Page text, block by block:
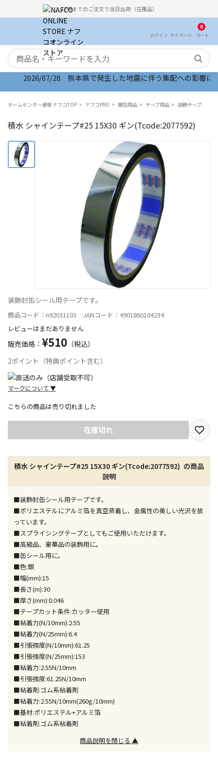
12時までのご注文で当日出荷（在庫品）
ログイン マイ ページ
0
カート
検索キーワード
2026/07/28 熊本県で発生した地震に伴う集配への影響
ホームセンター通販 ナフコTOP ナフコPRO 梱包用品 テープ用品 装飾テープ
積水 シャインテープ#25 15X30 ギン(Tcode:2077592)
装飾封缶シール用テープです。
商品コード：n92031103 JANコード：4901860104234
レビューはまだありません
販売価格： ¥510 （税込）
2ポイント（特典ポイント含む）
マークについて ▼
宅配や店舗受取を選択できる商品です
店舗のみで受取できる商品です（宅配便でのお届けが
できません）
※同時購入の商品は、全て同じ店舗での受取となりま
す
特定の店舗のみで受取ができる商品です（宅配便での
お届けができません）
※同時購入の商品は、全て同じ店舗での受取となりま
す
委託業者によりお届けする商品です
※支払い方法の代金引換は選択できません。
※電話注文はできません。
宅配のみでお届けする商品です（店舗受取は選択でき
ません）
※「宅配・店舗受取」「宅配のみ」マークの商品のみ
同時購入が可能です
午前9時までのご注文確定した商品については、当日に
出荷いたします。
ただし、メーカーの営業日に基づき出荷手続きを行う
ため、通常よりお時間をいただく場合がございます。
また、日曜・祝日や年末年始などの長期休業期間中
は、休業明けからの出荷対応となります。
こちらの商品は売り切れました
在庫切れ
積水 シャインテープ#25 15X30 ギン(Tcode:2077592) の商品
説明
■装飾封缶シール用テープです。
■ポリエステルにアルミ箔を真空蒸着し、金属性の美しい光沢を放
っています。
■スプライシングテープとしてもご使用いただけます。
■高級品、豪華品の装飾用に。
■缶シール用に。
■色:銀
■幅(mm):15
■長さ(m):30
■厚さ(mm):0.046
■テープカット条件:カッター使用
■粘着力(N/10mm):2.55
■粘着力(N/25mm):6.4
■引張強度(N/10mm):61.25
■引張強度(N/25mm):153
■粘着力:2.55N/10mm
■引張強度:61.25N/10mm
■粘着剤:ゴム系粘着剤
■粘着力:2.55N/10mm(260g/10mm)
■基材:ポリエステル+アルミ箔
■粘着剤:ゴム系粘着剤
商品説明を閉じる ▲